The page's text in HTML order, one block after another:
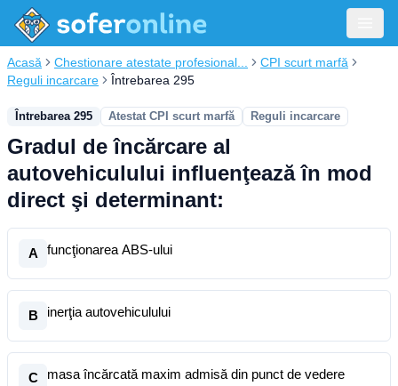
Acasă Chestionare atestate profesional...
CPI scurt marfă
Reguli incarcare
Întrebarea 295
Întrebarea 295 Atestat CPI scurt marfă Reguli incarcare
Gradul de încărcare al
autovehiculului influenţează în mod
direct şi determinant:
A funcţionarea ABS-ului
B inerţia autovehiculului
C
masa încărcată maxim admisă din punct de vedere